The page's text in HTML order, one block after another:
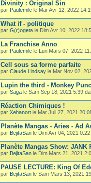
Divinity : Original Sin
par Paulemile le Mar Avr 12, 2022
What if - politique
par G(r)ogeta le Dim Avr 10, 2022
La Franchise Anno
par Paulemile le Lun Mars 07, 2022
Cell sous sa forme parfaite
par Claude Lindsay le Mar Nov 02,
Lupin the third - Monkey
par Saga le Sam Sep 18, 2021 5:39
Réaction Chimiques !
par Xehanort le Mar Juil 27, 2021
Planète Mangas - Aries - Ad
par BejitaSan le Dim Avr 04, 2021 0:22
Planète Mangas Show: JANK
par BejitaSan le Dim Mars 21, 2021
PAUSE LECTURE: King Of
par BejitaSan le Sam Mars 13, 2021